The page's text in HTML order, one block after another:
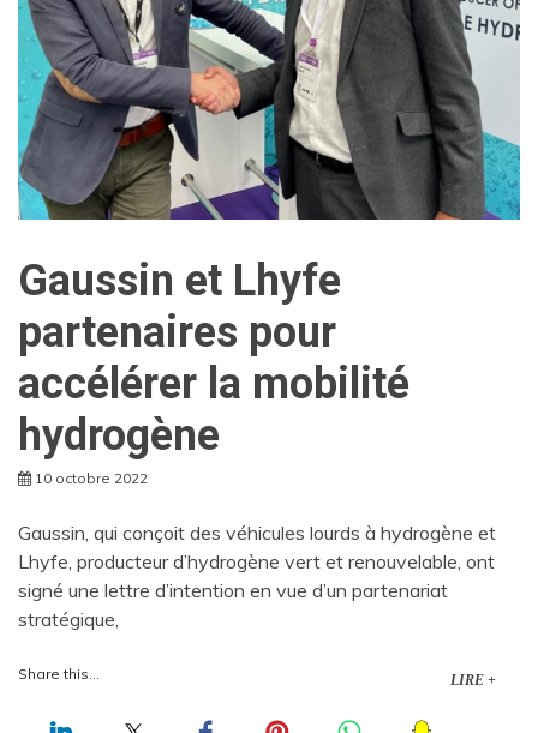
Gaussin et Lhyfe
partenaires pour
accélérer la mobilité
hydrogène
10 octobre 2022
Gaussin, qui conçoit des véhicules lourds à hydrogène et
Lhyfe, producteur d’hydrogène vert et renouvelable, ont
signé une lettre d’intention en vue d’un partenariat
stratégique,
Share this... LIRE +